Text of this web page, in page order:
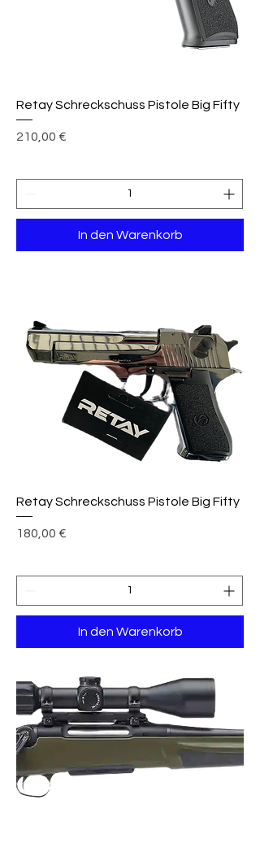
Retay Schreckschuss Pistole Big Fifty
Preis
210,00 €
In den Warenkorb
Retay Schreckschuss Pistole Big Fifty
Preis
180,00 €
In den Warenkorb